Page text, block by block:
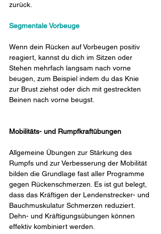
zurück.
Segmentale Vorbeuge
Wenn dein Rücken auf Vorbeugen positiv
reagiert, kannst du dich im Sitzen oder
Stehen mehrfach langsam nach vorne
beugen, zum Beispiel indem du das Knie
zur Brust ziehst oder dich mit gestreckten
Beinen nach vorne beugst.
Mobilitäts- und Rumpfkraftübungen
Allgemeine Übungen zur Stärkung des
Rumpfs und zur Verbesserung der Mobilität
bilden die Grundlage fast aller Programme
gegen Rückenschmerzen. Es ist gut belegt,
dass das Kräftigen der Lendenstrecker- und
Bauchmuskulatur Schmerzen reduziert.
Dehn- und Kräftigungsübungen können
effektiv kombiniert werden.